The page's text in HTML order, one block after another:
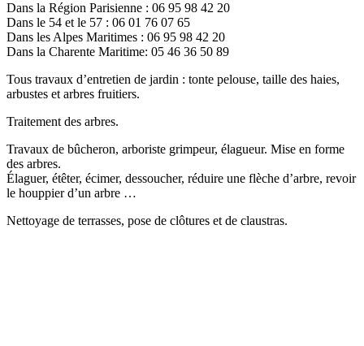
Dans la Région Parisienne : 06 95 98 42 20
Dans le 54 et le 57 : 06 01 76 07 65
Dans les Alpes Maritimes : 06 95 98 42 20
Dans la Charente Maritime: 05 46 36 50 89
Tous travaux d’entretien de jardin : tonte pelouse, taille des haies,
arbustes et arbres fruitiers.
Traitement des arbres.
Travaux de bûcheron, arboriste grimpeur, élagueur. Mise en forme
des arbres.
Élaguer, étêter, écimer, dessoucher, réduire une flèche d’arbre, revoir
le houppier d’un arbre …
Nettoyage de terrasses, pose de clôtures et de claustras.